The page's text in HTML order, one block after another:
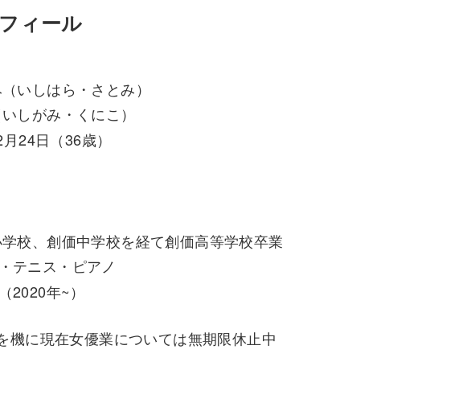
ィール
いしはら・さとみ）
しがみ・くにこ）
24日（36歳）
校、創価中学校を経て創価高等学校卒業
テニス・ピアノ
2020年~）
機に現在女優業については無期限休止中